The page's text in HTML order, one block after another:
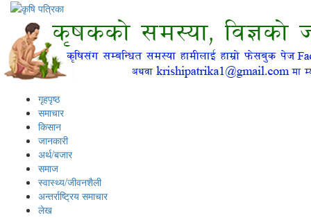
गृहपृष्ठ
समाचार
किसान
जानकारी
अर्थ/बजार
समाज
स्वास्थ्य/जीवनशैली
अन्तर्राष्ट्रिय समाचार
लेख